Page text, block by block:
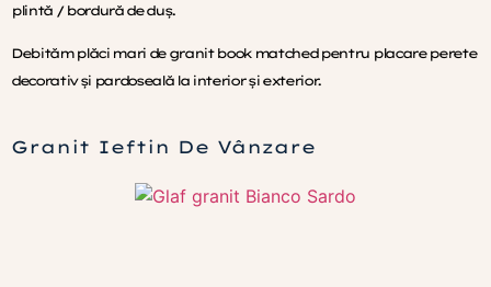
plintă / bordură de duș.
Debităm plăci mari de granit book matched pentru placare perete
decorativ și pardoseală la interior și exterior.
Granit Ieftin De Vânzare